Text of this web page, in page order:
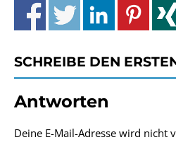
SCHREIBE DEN
Antworten
Deine E-Mail-Adresse wird nicht